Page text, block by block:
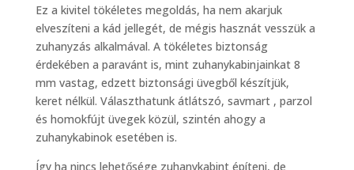
Ez a kivitel tökéletes megoldás, ha nem akarjuk
elveszíteni a kád jellegét, de mégis hasznát vesszük a
zuhanyzás alkalmával. A tökéletes biztonság
érdekében a paravánt is, mint zuhanykabinjainkat 8
mm vastag, edzett biztonsági üvegből készítjük,
keret nélkül. Választhatunk átlátszó, savmart , parzol
és homokfújt üvegek közül, szintén ahogy a
zuhanykabinok esetében is.
Így ha nincs lehetősége zuhanykabint építeni, de